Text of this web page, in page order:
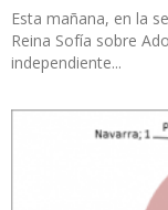
Esta mañana, en la
Reina Sofía sobre
independiente...